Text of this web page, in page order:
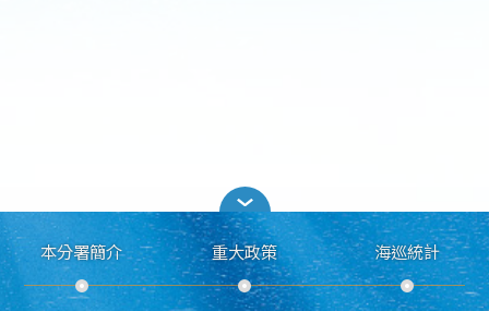
本分署簡介 重大政策 海巡統計